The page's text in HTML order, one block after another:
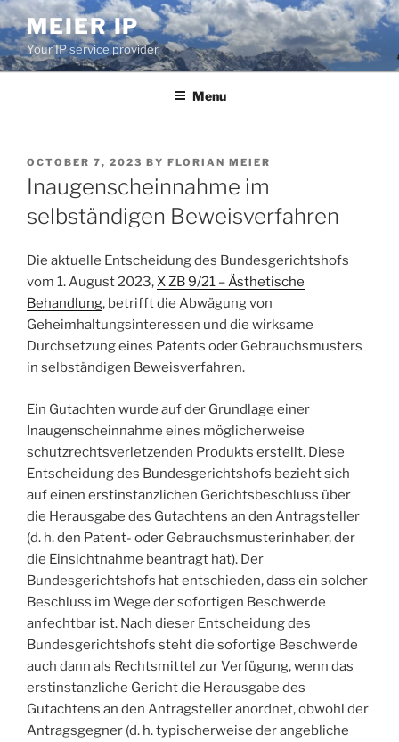
Skip
to
content
MEIER IP
Your IP service provider.
Menu
POSTED
ON
OCTOBER 7, 2023 BY FLORIAN MEIER
Inaugenscheinnahme im
selbständigen Beweisverfahren
Die aktuelle Entscheidung des Bundesgerichtshofs
vom 1. August 2023,X ZB 9/21 – Ästhetische
Behandlung, betrifft die Abwägung von
Geheimhaltungsinteressen und die wirksame
Durchsetzung eines Patents oder Gebrauchsmusters
in selbständigen Beweisverfahren.
Ein Gutachten wurde auf der Grundlage einer
Inaugenscheinnahme eines möglicherweise
schutzrechtsverletzenden Produkts erstellt. Diese
Entscheidung des Bundesgerichtshofs bezieht sich
auf einen erstinstanzlichen Gerichtsbeschluss über
die Herausgabe des Gutachtens an den Antragsteller
(d. h. den Patent- oder Gebrauchsmusterinhaber, der
die Einsichtnahme beantragt hat). Der
Bundesgerichtshofs hat entschieden, dass ein solcher
Beschluss im Wege der sofortigen Beschwerde
anfechtbar ist. Nach dieser Entscheidung des
Bundesgerichtshofs steht die sofortige Beschwerde
auch dann als Rechtsmittel zur Verfügung, wenn das
erstinstanzliche Gericht die Herausgabe des
Gutachtens an den Antragsteller anordnet, obwohl der
Antragsgegner (d. h. typischerweise der angebliche